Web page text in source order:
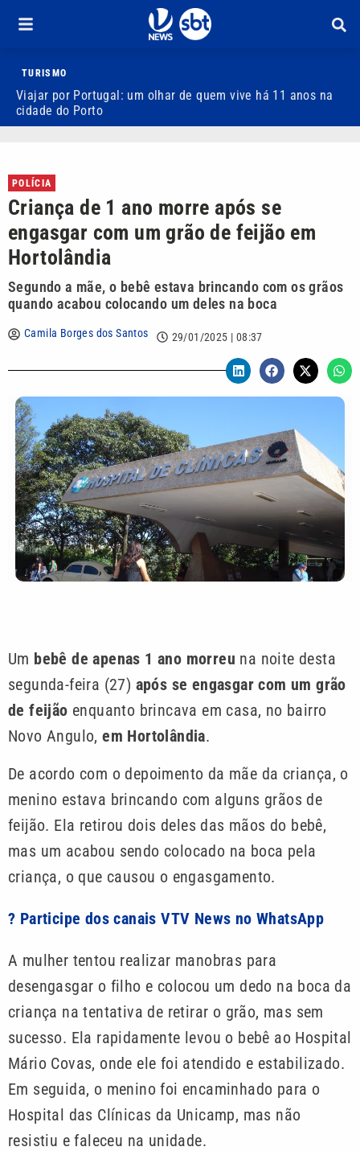
TURISMO
Viajar por Portugal: um olhar de quem vive há 11 anos na
cidade do Porto
POLÍCIA
Criança de 1 ano morre após se
engasgar com um grão de feijão em
Hortolândia
Segundo a mãe, o bebê estava brincando com os grãos
quando acabou colocando um deles na boca
Camila Borges dos Santos 29/01/2025 | 08:37
Um bebê de apenas 1 ano morreu na noite desta
segunda-feira (27) após se engasgar com um grão
de feijão enquanto brincava em casa, no bairro
Novo Angulo,em Hortolândia.
De acordo com o depoimento da mãe da criança, o
menino estava brincando com alguns grãos de
feijão. Ela retirou dois deles das mãos do bebê,
mas um acabou sendo colocado na boca pela
criança, o que causou o engasgamento.
? Participe dos canais VTV News no WhatsApp
A mulher tentou realizar manobras para
desengasgar o filho e colocou um dedo na boca da
criança na tentativa de retirar o grão, mas sem
sucesso. Ela rapidamente levou o bebê ao Hospital
Mário Covas, onde ele foi atendido e estabilizado.
Em seguida, o menino foi encaminhado para o
Hospital das Clínicas da Unicamp, mas não
resistiu e faleceu na unidade.